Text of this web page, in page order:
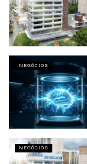
NEGÓCIOS
NEGÓCIOS